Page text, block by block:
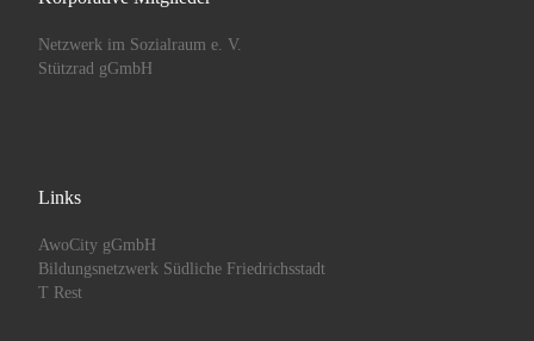
Netzwerk im Sozialraum e. V.
Stützrad gGmbH
Links
AwoCity gGmbH
Bildungsnetzwerk Südliche Friedrichsstadt
T Rest